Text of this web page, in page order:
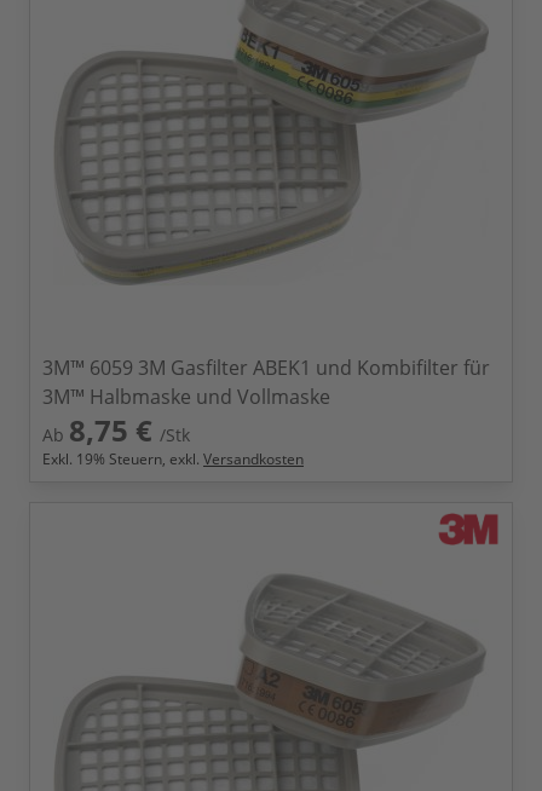
3M™ 6059 3M Gasfilter ABEK1 und Kombifilter für
3M™ Halbmaske und Vollmaske
Ab 8,75 € /Stk
Exkl. 19% Steuern, exkl. Versandkosten